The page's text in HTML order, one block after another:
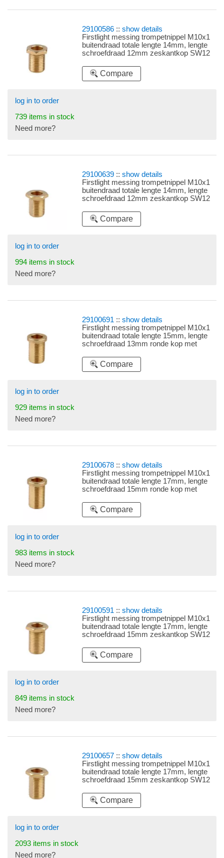
29100586 ::show details
Firstlight messing trompetnippel M10x1
buitendraad totale lengte 14mm, lengte
schroefdraad 12mm zeskantkop SW12
Compare
log in to order
739 items in stock
Need more?
29100639 ::show details
Firstlight messing trompetnippel M10x1
buitendraad totale lengte 14mm, lengte
schroefdraad 12mm zeskantkop SW12
Compare
log in to order
994 items in stock
Need more?
29100691 ::show details
Firstlight messing trompetnippel M10x1
buitendraad totale lengte 15mm, lengte
schroefdraad 13mm ronde kop met
Compare
log in to order
929 items in stock
Need more?
29100678 ::show details
Firstlight messing trompetnippel M10x1
buitendraad totale lengte 17mm, lengte
schroefdraad 15mm ronde kop met
Compare
log in to order
983 items in stock
Need more?
29100591 ::show details
Firstlight messing trompetnippel M10x1
buitendraad totale lengte 17mm, lengte
schroefdraad 15mm zeskantkop SW12
Compare
log in to order
849 items in stock
Need more?
29100657 ::show details
Firstlight messing trompetnippel M10x1
buitendraad totale lengte 17mm, lengte
schroefdraad 15mm zeskantkop SW12
Compare
log in to order
2093 items in stock
Need more?